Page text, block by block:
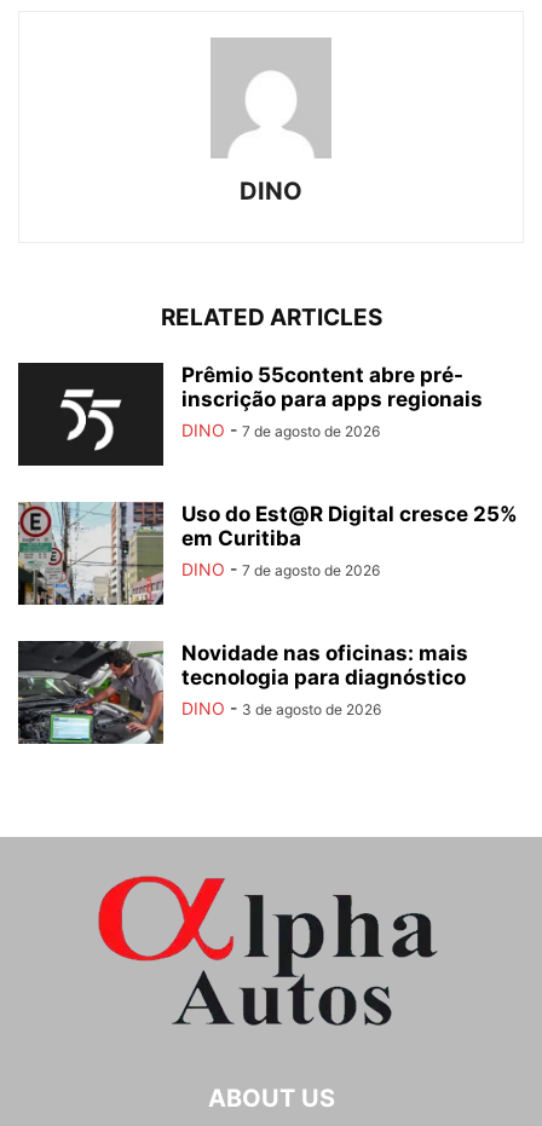
DINO
RELATED ARTICLES
Prêmio 55content abre pré-
inscrição para apps regionais
DINO - 7 de agosto de 2026
Uso do Est@R Digital cresce 25%
em Curitiba
DINO - 7 de agosto de 2026
Novidade nas oficinas: mais
tecnologia para diagnóstico
DINO - 3 de agosto de 2026
ABOUT US